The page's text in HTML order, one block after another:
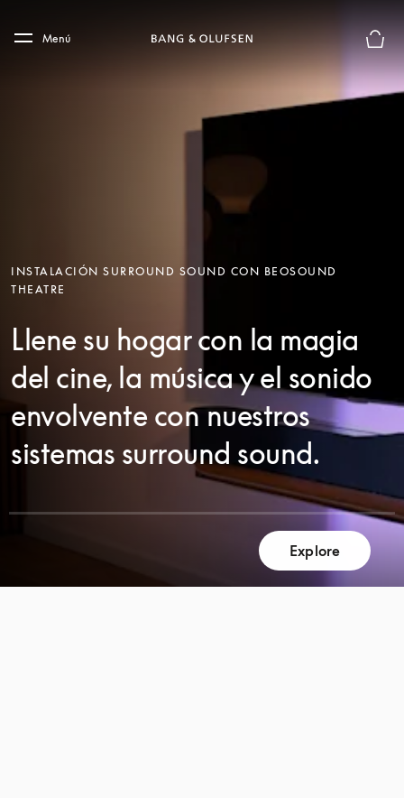
Skip to main footer
Menú
El
INSTALACIÓN SURROUND SOUND CON BEOSOUND
THEATRE
Llene su hogar con la magia
del cine, la música y el sonido
envolvente con nuestros
sistemas surround sound.
Explore